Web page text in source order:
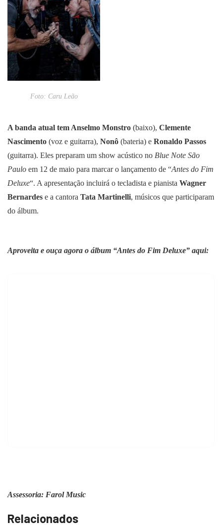
Foto: Caru Leão
A banda atual tem Anselmo Monstro (baixo), Clemente
Nascimento (voz e guitarra), Nonô (bateria) e Ronaldo Passos
(guitarra). Eles preparam um show acústico no Blue Note São
Paulo em 12 de maio para marcar o lançamento de “Antes do Fim
Deluxe“. A apresentação incluirá o tecladista e pianista Wagner
Bernardes e a cantora Tata Martinelli, músicos que participaram
do álbum.
Aproveita e ouça agora o álbum “Antes do Fim Deluxe” aqui:
Assessoria: Farol Music
Relacionados